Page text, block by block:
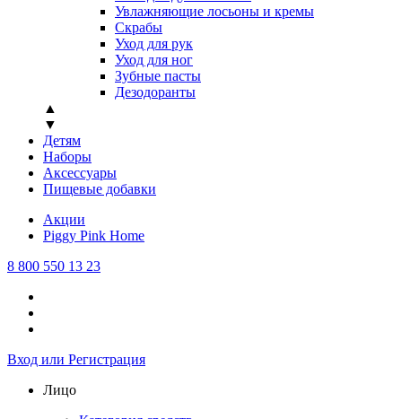
Увлажняющие лосьоны и кремы
Скрабы
Уход для рук
Уход для ног
Зубные пасты
Дезодоранты
▲
▼
Детям
Наборы
Аксессуары
Пищевые добавки
Акции
Piggy Pink Home
8 800 550 13 23
Вход или Регистрация
Лицо